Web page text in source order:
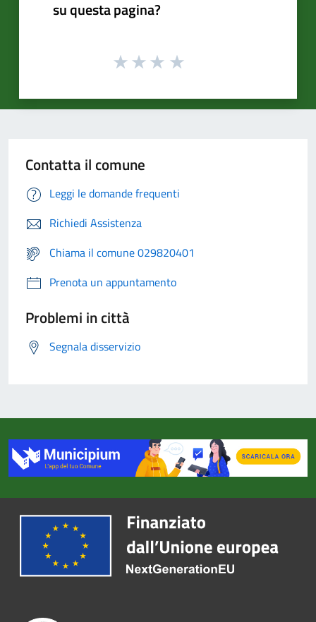
su questa pagina?
Contatta il comune
Leggi le domande frequenti
Richiedi Assistenza
Chiama il comune 029820401
Prenota un appuntamento
Problemi in città
Segnala disservizio